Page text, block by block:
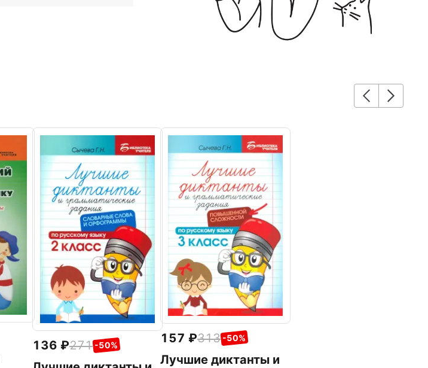
136 271 -50% 157 313 -50%
Лучшие диктанты и